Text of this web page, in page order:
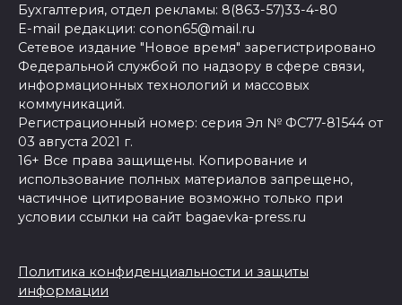
Бухгалтерия, отдел рекламы: 8(863-57)33-4-80
E-mail редакции: conon65@mail.ru
Сетевое издание "Новое время" зарегистрировано
Федеральной службой по надзору в сфере связи,
информационных технологий и массовых
коммуникаций.
Регистрационный номер: серия Эл № ФС77-81544 от
03 августа 2021 г.
16+ Все права защищены. Копирование и
использование полных материалов запрещено,
частичное цитирование возможно только при
условии ссылки на сайт bagaevka-press.ru
Политика конфиденциальности и защиты
информации